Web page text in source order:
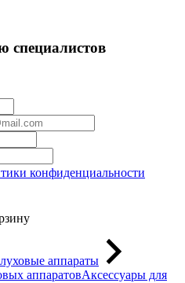
специалистов
конфиденциальности
аппараты
Аксессуары для